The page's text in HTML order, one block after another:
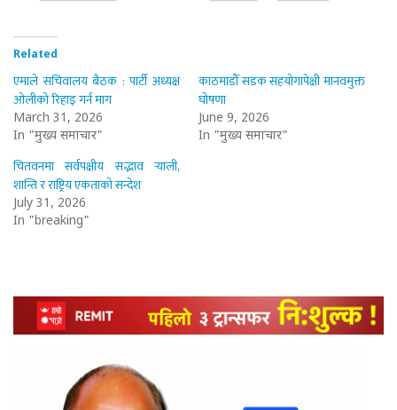
Related
एमाले सचिवालय बैठक : पार्टी अध्यक्ष
ओलीको रिहाइ गर्न माग
March 31, 2026
In "मुख्य समाचार"
काठमाडौँ सडक सहयोगापेक्षी मानवमुक्त
घोषणा
June 9, 2026
In "मुख्य समाचार"
चितवनमा सर्वपक्षीय सद्भाव र्‍याली,
शान्ति र राष्ट्रिय एकताको सन्देश
July 31, 2026
In "breaking"